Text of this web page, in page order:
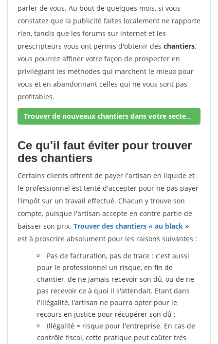
parler de vous. Au bout de quelques mois, si vous
constatez que la publicité faites localement ne rapporte
rien, tandis que les forums sur internet et les
prescripteurs vous ont permis d'obtenir des chantiers,
vous pourrez affiner votre façon de prospecter en
privilégiant les méthodes qui marchent le mieux pour
vous et en abandonnant celles qui ne vous sont pas
profitables.
Trouver de nouveaux chantiers dans votre secteur !
Ce qu'il faut éviter pour trouver
des chantiers
Certains clients offrent de payer l'artisan en liquide et
le professionnel est tenté d'accepter pour ne pas payer
l'impôt sur un travail effectué. Chacun y trouve son
compte, puisque l'artisan accepte en contre partie de
baisser son prix. Trouver des chantiers « au black »
est à proscrire absolument pour les raisons suivantes :
Pas de facturation, pas de trace : c'est aussi
pour le professionnel un risque, en fin de
chantier, de ne jamais recevoir son dû, ou de ne
pas recevoir ce à quoi il s'attendait. Etant dans
l'illégalité, l'artisan ne pourra opter pour le
recours en justice pour récupérer son dû ;
Illégalité = risque pour l'entreprise. En cas de
contrôle fiscal, cette pratique peut coûter très